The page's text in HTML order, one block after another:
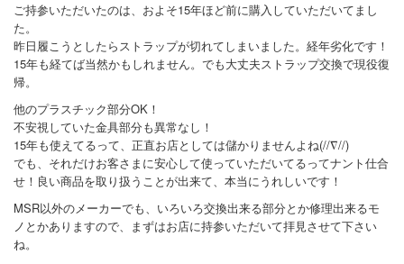
ご持参いただいたのは、およそ15年ほど前に購入していただいてまし
た。
昨日履こうとしたらストラップが切れてしまいました。経年劣化です！
15年も経てば当然かもしれません。でも大丈夫ストラップ交換で現役復
帰。
他のプラスチック部分OK！
不安視していた金具部分も異常なし！
15年も使えてるって、正直お店としては儲かりませんよね(//∇//)
でも、それだけお客さまに安心して使っていただいてるってナント仕合
せ！良い商品を取り扱うことが出来て、本当にうれしいです！
MSR以外のメーカーでも、いろいろ交換出来る部分とか修理出来るモ
ノとかありますので、まずはお店に持参いただいて拝見させて下さい
ね。